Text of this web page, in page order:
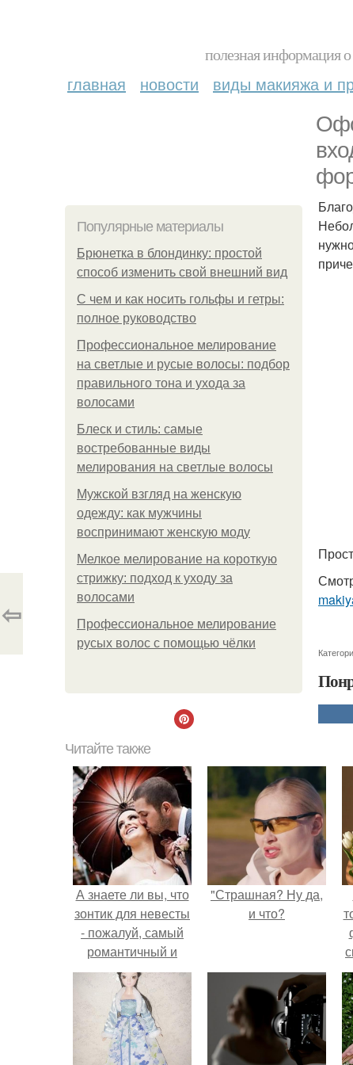
полезная информация
главная новости виды макияжа и
Популярные материалы
Брюнетка в блондинку: простой
способ изменить свой внешний вид
С чем и как носить гольфы и гетры:
полное руководство
Профессиональное мелирование
на светлые и русые волосы: подбор
правильного тона и ухода за
волосами
Блеск и стиль: самые
востребованные виды
мелирования на светлые волосы
Мужской взгляд на женскую
одежду: как мужчины
воспринимают женскую моду
Мелкое мелирование на короткую
стрижку: подход к уходу за
волосами
Профессиональное мелирование
русых волос с помощью чёлки
⇦
Читайте также
А знаете ли вы, что
зонтик для невесты
- пожалуй, самый
романтичный и
роскошный
свадебный
аксессуар?
"Страшная? Ну да,
и что?